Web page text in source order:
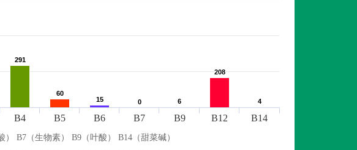
291
291
60
60
15
15 0
0 6
6
208
208
4
4
B4 B5 B6 B7 B9 B12 B14
B7（生物素） B9（叶酸） B14（甜菜碱）